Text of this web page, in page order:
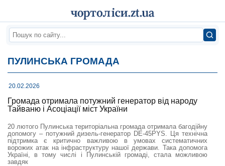
ПУЛИНСЬКА ГРОМАДА
20.02.2026
Громада отримала потужний генератор від народу
Тайваню і Асоціації міст України
20 лютого Пулинська територіальна громада отримала багодійну
допомогу – потужний дизель-генератор DE-45PYS. Ця технічна
підтримка є критично важливою в умовах систематичних
ворожих атак на інфраструктуру нашої держави. Така допомога
Україні, в тому числі і Пулинській громаді, стала можливою
завдяк